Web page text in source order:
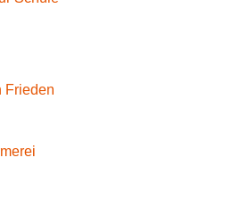
Frieden